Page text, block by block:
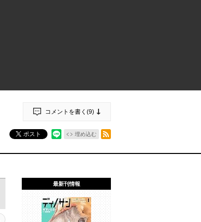
コメントを書く(9)
ポスト 埋め込む
最新刊情報